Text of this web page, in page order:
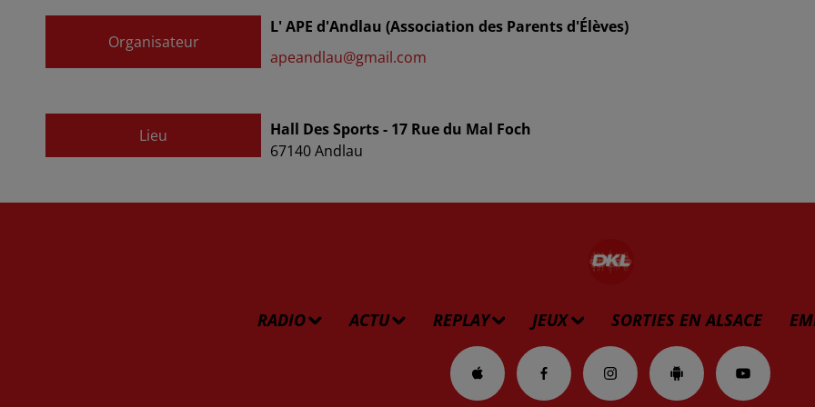
Organisateur
L' APE d'Andlau (Association des Parents d'Élèves)
apeandlau@gmail.com
Lieu
Hall Des Sports - 17 Rue du Mal Foch
67140Andlau
RADIO ACTU REPLAY JEUX SORTIES EN ALSACE